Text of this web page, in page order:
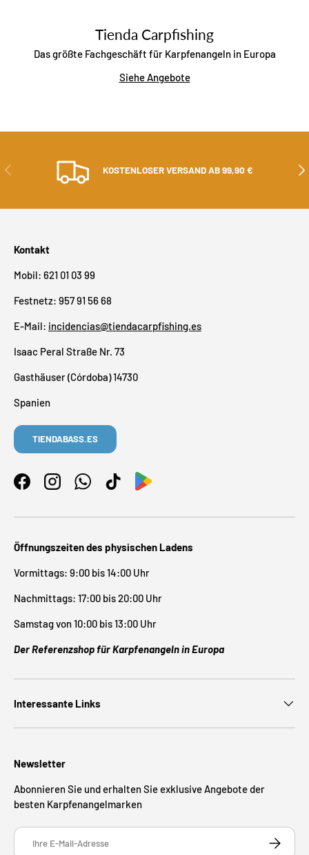
Tienda Carpfishing
Das größte Fachgeschäft für Karpfenangeln in Europa
Siehe Angebote
ZURÜCK KOSTENLOSER VERSAND AB 99,90 €
Kontakt
Mobil: 621 01 03 99
Festnetz: 957 91 56 68
E-Mail: incidencias@tiendacarpfishing.es
Isaac Peral Straße Nr. 73
Gasthäuser (Córdoba) 14730
Spanien
TIENDABASS.ES
FacebookInstagramWhatsAppTikTok
Öffnungszeiten des physischen Ladens
Vormittags: 9:00 bis 14:00 Uhr
Nachmittags: 17:00 bis 20:00 Uhr
Samstag von 10:00 bis 13:00 Uhr
Der Referenzshop für Karpfenangeln in Europa
Interessante Links
Newsletter
Abonnieren Sie und erhalten Sie exklusive Angebote der
besten Karpfenangelmarken
E-Mail